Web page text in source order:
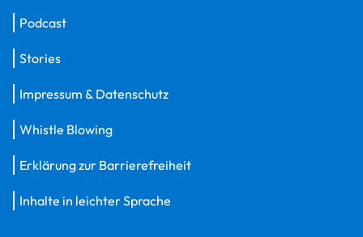
Podcast
Stories
Impressum & Datenschutz
Whistle Blowing
Erklärung zur Barrierefreiheit
Inhalte in leichter Sprache